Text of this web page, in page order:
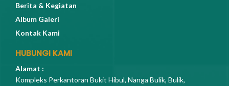
Berita & Kegiatan
Album Galeri
Kontak Kami
HUBUNGI KAMI
Alamat :
Kompleks Perkantoran Bukit Hibul, Nanga Bulik, Bulik,